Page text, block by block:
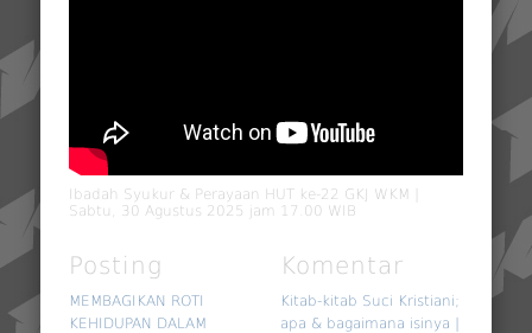
Ibadah Syukur & Perayaan HUT ke-22 GKJ WKM |
Sabtu, 30 Agustus 2025 jam 17.00 WIB
Posting
MEMBAGIKAN ROTI
KEHIDUPAN DALAM
Komentar
Kitab-kitab Suci Kristiani;
apa & bagaimana isinya |